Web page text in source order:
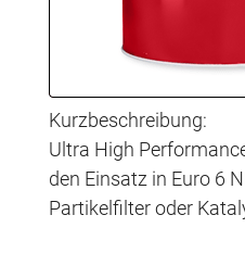
Kurzbeschreibung:
Ultra High
den Einsatz in Euro 6
Partikelfilter oder